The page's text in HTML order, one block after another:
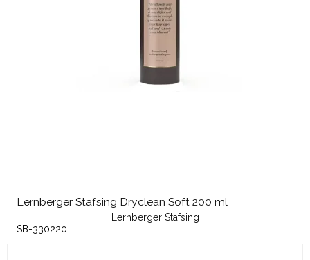
Lernberger Stafsing Dryclean Soft 200 ml
Lernberger Stafsing
SB-330220